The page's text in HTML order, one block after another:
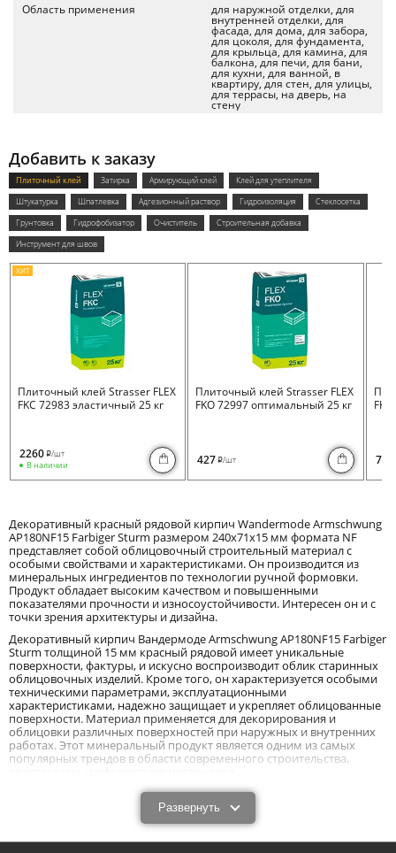
Область применения
для наружной отделки, для
внутренней отделки, для
фасада, для дома, для забора,
для цоколя, для фундамента,
для крыльца, для камина, для
балкона, для печи, для бани,
для кухни, для ванной, в
квартиру, для стен, для улицы,
для террасы, на дверь, на
стену
Добавить к заказу
Плиточный клей Затирка Армирующий клей
Клей для утеплителя
Штукатурка
Шпатлевка Адгезионный раствор Гидроизоляция
Стеклосетка
Грунтовка
Гидрофобизатор Очиститель
Строительная добавка
Инструмент для швов
ХИТ
Плиточный клей Strasser FLEX
FKC 72983 эластичный 25 кг
2260 i/шт
В наличии
Плиточный клей Strasser FLEX
FKO 72997 оптимальный 25 кг
427 i/шт 730
Декоративный красный рядовой кирпич Wandermode Armschwung
AP180NF15 Farbiger Sturm размером 240x71x15 мм формата NF
представляет собой облицовочный строительный материал с
особыми свойствами и характеристиками. Он производится из
минеральных ингредиентов по технологии ручной формовки.
Продукт обладает высоким качеством и повышенными
показателями прочности и износоустойчивости. Интересен он и с
точки зрения архитектуры и дизайна.
Декоративный кирпич Вандермоде Armschwung AP180NF15 Farbiger
Sturm толщиной 15 мм красный рядовой имеет уникальные
поверхности, фактуры, и искусно воспроизводит облик старинных
облицовочных изделий. Кроме того, он характеризуется особыми
техническими параметрами, эксплуатационными
характеристиками, надежно защищает и укрепляет облицованные
поверхности. Материал применяется для декорирования и
облицовки различных поверхностей при наружных и внутренних
работах. Этот минеральный продукт является одним из самых
популярных трендов в области современного строительства,
Характеристики, преимущества и особенности
применения декоративного кирпича
Wandermode Armschwung AP180NF15 Farbiger
Развернуть